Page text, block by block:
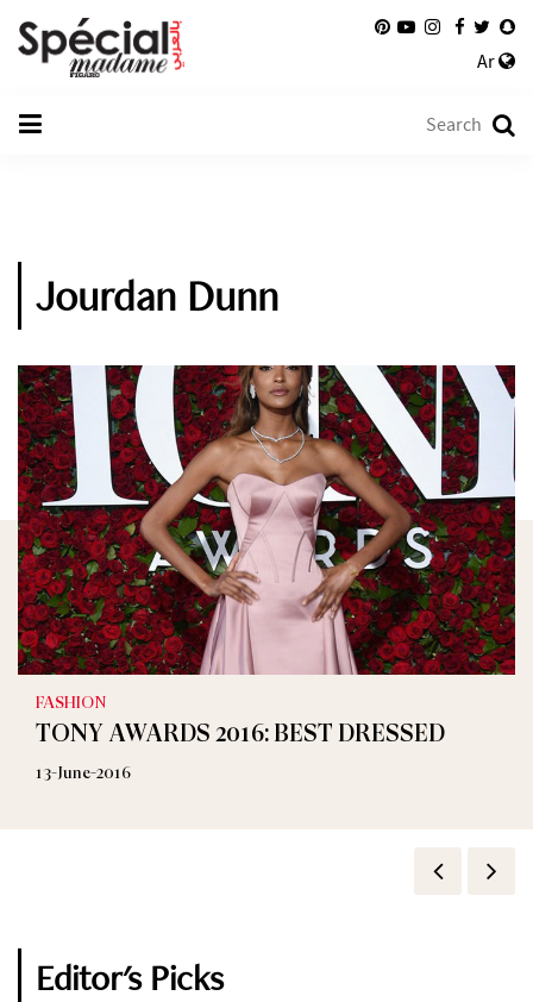
Ar
Jourdan Dunn
FASHION
TONY AWARDS 2016: BEST DRESSED
13-June-2016
Editor's Picks